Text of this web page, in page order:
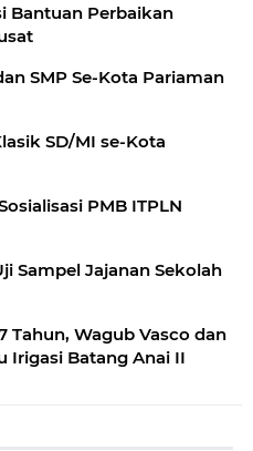
Bantuan Perbaikan
SMP Se-Kota Pariaman
SD/MI se-Kota
PMB ITPLN
Sampel Jajanan Sekolah
Tahun, Wagub Vasco dan
Irigasi Batang Anai II